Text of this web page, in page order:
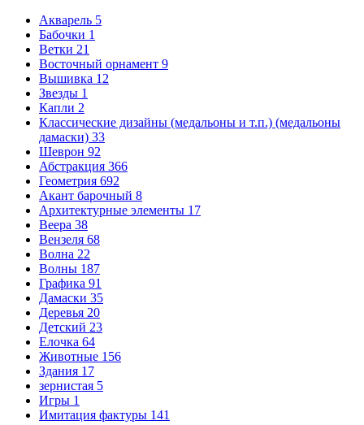
Акварель 5
Бабочки 1
Ветки 21
Восточный орнамент 9
Вышивка 12
Звезды 1
Капли 2
Классические дизайны (медальоны и т.п.) (медальоны
дамаски) 33
Шеврон 92
Абстракция 366
Геометрия 692
Акант барочный 8
Архитектурные элементы 17
Веера 38
Вензеля 68
Волна 22
Волны 187
Графика 91
Дамаски 35
Деревья 20
Детский 23
Елочка 64
Животные 156
Здания 17
зернистая 5
Игры 1
Имитация фактуры 141